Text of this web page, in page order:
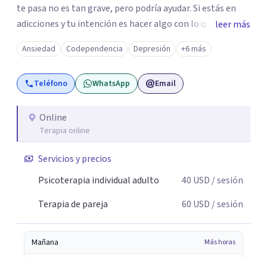
te pasa no es tan grave, pero podría ayudar. Si estás en
adicciones y tu intención es hacer algo con lo que te está
pasando. No dudes en comunicarte a fin de comenzar a
resolver la situación que está generando esa angustia.
leer más
Ansiedad Codependencia Depresión +6 más
Teléfono WhatsApp Email
Online
Terapia online
Servicios y precios
Psicoterapia individual adulto
40 USD / sesión
Terapia de pareja
60 USD / sesión
Mañana Más horas